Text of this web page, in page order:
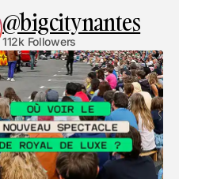
@bigcitynantes
112k Followers